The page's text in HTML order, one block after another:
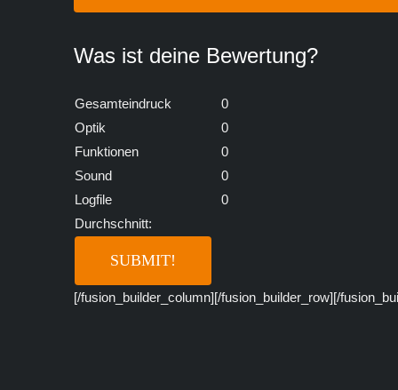
Was ist deine Bewertung?
Gesamteindruck
0
Optik
0
Funktionen
0
Sound
0
Logfile
0
Durchschnitt:
[/fusion_builder_column][/fusion_builder_row][/